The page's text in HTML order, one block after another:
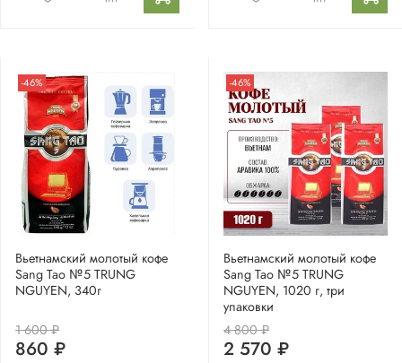
-46%
Вьетнамский молотый кофе
Sang Tao №5 TRUNG
NGUYEN, 340г
1 600 ₽
860 ₽
-46%
Вьетнамский молотый кофе
Sang Tao №5 TRUNG
NGUYEN, 1020 г, три
упаковки
4 800 ₽
2 570 ₽